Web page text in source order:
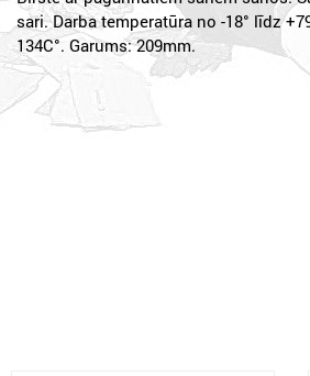
sari. Darba temperatūra no -18° līdz
134C°. Garums: 209mm.